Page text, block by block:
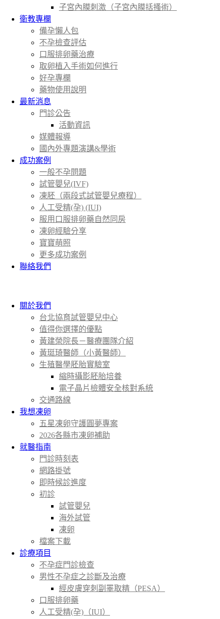
子宮內膜刺激（子宮內膜括搔術）
衛教專欄
備孕懶人包
不孕檢查評估
口服排卵藥治療
取卵植入手術如何進行
好孕專欄
藥物使用說明
最新消息
門診公告
活動資訊
媒體報導
國內外專題演講&學術
成功案例
一般不孕問題
試管嬰兒(IVF)
凍胚（兩段式試管嬰兒療程）
人工受精(孕) (IUI)
服用口服排卵藥自然同房
凍卵經驗分享
寶寶萌照
更多成功案例
聯絡我們
關於我們
台北協育試管嬰兒中心
值得你選擇的優點
黃建榮院長－醫療團隊介紹
黃珽琦醫師（小黃醫師）
生殖醫學胚胎實驗室
縮時攝影胚胎培養
電子晶片檢體安全核對系統
交通路線
我想凍卵
五星凍卵守護圓夢專案
2026各縣市凍卵補助
就醫指南
門診時刻表
網路掛號
即時候診進度
初診
試管嬰兒
海外試管
凍卵
檔案下載
診療項目
不孕症門診檢查
男性不孕症之診斷及治療
經皮膚穿刺副睪取精（PESA）
口服排卵藥
人工受精(孕)（IUI）